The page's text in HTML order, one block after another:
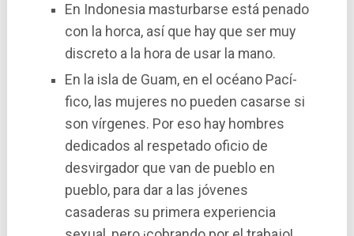
En Indonesia masturbarse está penado
con la horca, así­ que hay que ser muy
discreto a la hora de usar la mano.
En la isla de Guam, en el océano Pací­
fico, las mujeres no pueden casarse si
son ví­rgenes. Por eso hay hombres
dedicados al respetado oficio de
desvirgador que van de pueblo en
pueblo, para dar a las jóvenes
casaderas su primera experiencia